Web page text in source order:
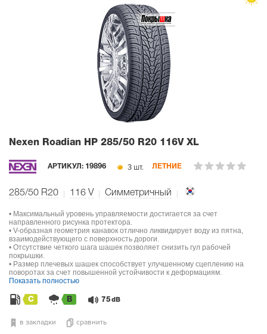
Nexen Roadian HP 285/50 R20 116V XL
АРТИКУЛ: 19896 3 шт. ЛЕТНИЕ
285/50 R20 116 V Симметричный
• Максимальный уровень управляемости достигается за счет
направленного рисунка протектора.
• V-образная геометрия канавок отлично ликвидирует воду из пятна,
взаимодействующего с поверхность дороги.
• Отсутствие четкого шага шашек позволяет снизить гул рабочей
покрышки.
• Размер плечевых шашек способствует улучшенному сцеплению на
поворотах за счет повышенной устойчивости к деформациям.
Показать полностью
C B 75 dB
в закладки сравнить